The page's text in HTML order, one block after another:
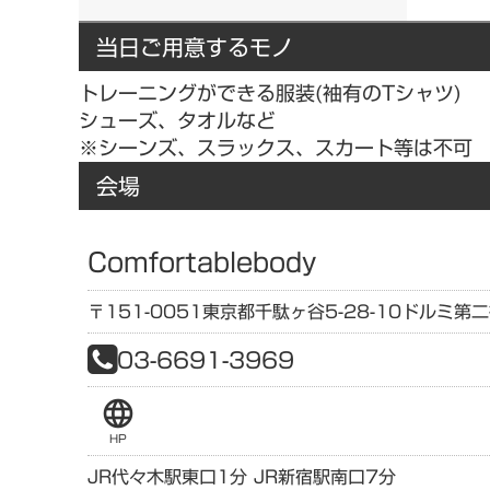
当日ご用意するモノ
トレーニングができる服装(袖有のTシャツ)
シューズ、タオルなど
※シーンズ、スラックス、スカート等は不可
会場
Comfortablebody
〒151-0051東京都千駄ヶ谷5-28-10ドルミ第
03-6691-3969
language
HP
JR代々木駅東口1分 JR新宿駅南口7分